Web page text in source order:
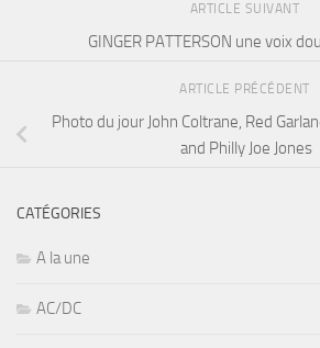
ARTICLE SUIVANT
GINGER PATTERSON une voix
ARTICLE PRÉCÉDENT
Photo du jour John Coltrane, Red
and Philly Joe Jones
CATÉGORIES
A la une
AC/DC